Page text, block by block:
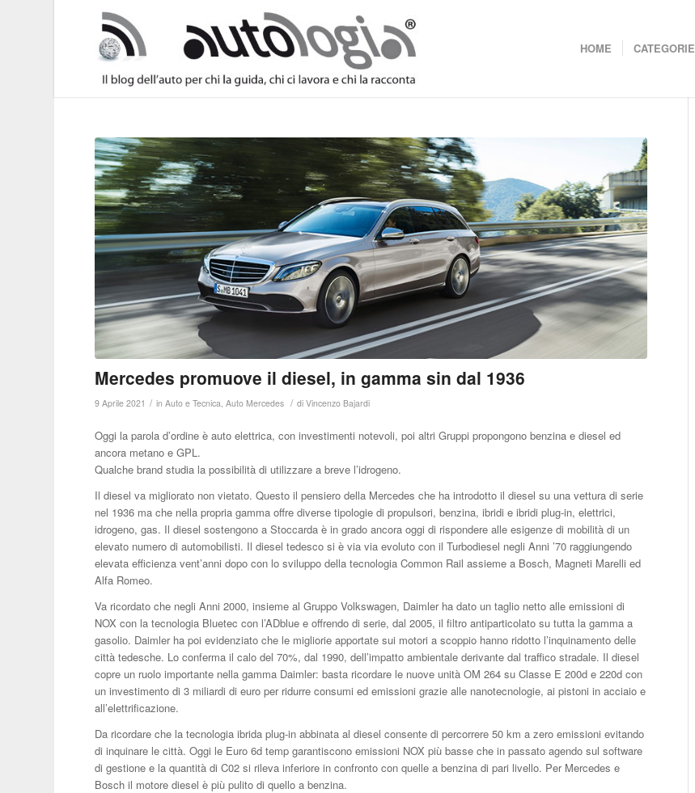
HOME CATEGORIE
Mercedes promuove il diesel, in gamma sin dal 1936
9 Aprile 2021 / inAuto e Tecnica ,Auto Mercedes / diVincenzo Bajardi
Oggi la parola d’ordine è auto elettrica, con investimenti notevoli, poi altri Gruppi propongono benzina e diesel ed
ancora metano e GPL.
Qualche brand studia la possibilità di utilizzare a breve l’idrogeno.
Il diesel va migliorato non vietato. Questo il pensiero della Mercedes che ha introdotto il diesel su una vettura di serie
nel 1936 ma che nella propria gamma offre diverse tipologie di propulsori, benzina, ibridi e ibridi plug-in, elettrici,
idrogeno, gas. Il diesel sostengono a Stoccarda è in grado ancora oggi di rispondere alle esigenze di mobilità di un
elevato numero di automobilisti. Il diesel tedesco si è via via evoluto con il Turbodiesel negli Anni ’70 raggiungendo
elevata efficienza vent’anni dopo con lo sviluppo della tecnologia Common Rail assieme a Bosch, Magneti Marelli ed
Alfa Romeo.
Va ricordato che negli Anni 2000, insieme al Gruppo Volkswagen, Daimler ha dato un taglio netto alle emissioni di
NOX con la tecnologia Bluetec con l’ADblue e offrendo di serie, dal 2005, il filtro antiparticolato su tutta la gamma a
gasolio. Daimler ha poi evidenziato che le migliorie apportate sui motori a scoppio hanno ridotto l’inquinamento delle
città tedesche. Lo conferma il calo del 70%, dal 1990, dell’impatto ambientale derivante dal traffico stradale. Il diesel
copre un ruolo importante nella gamma Daimler: basta ricordare le nuove unità OM 264 su Classe E 200d e 220d con
un investimento di 3 miliardi di euro per ridurre consumi ed emissioni grazie alle nanotecnologie, ai pistoni in acciaio e
all’elettrificazione.
Da ricordare che la tecnologia ibrida plug-in abbinata al diesel consente di percorrere 50 km a zero emissioni evitando
di inquinare le città. Oggi le Euro 6d temp garantiscono emissioni NOX più basse che in passato agendo sul software
di gestione e la quantità di C02 si rileva inferiore in confronto con quelle a benzina di pari livello. Per Mercedes e
Bosch il motore diesel è più pulito di quello a benzina.